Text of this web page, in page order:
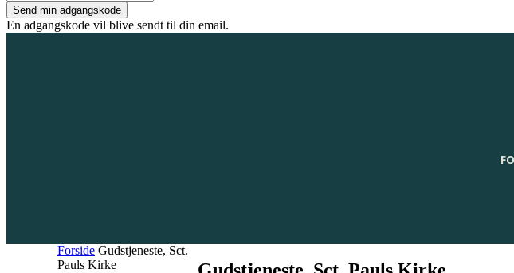
En adgangskode vil blive sendt til din email.
Forside Gudstjeneste, Sct.
Pauls Kirke